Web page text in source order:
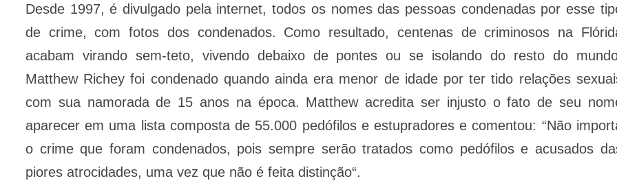
Desde 1997, é divulgado pela internet, todos os nomes das pessoas condenadas por esse
de crime, com fotos dos condenados. Como resultado, centenas de criminosos na
acabam virando sem-teto, vivendo debaixo de pontes ou se isolando do resto do
Matthew Richey foi condenado quando ainda era menor de idade por ter tido relações
com sua namorada de 15 anos na época. Matthew acredita ser injusto o fato de seu
aparecer em uma lista composta de 55.000 pedófilos e estupradores e comentou: “Não
o crime que foram condenados, pois sempre serão tratados como pedófilos e acusados
piores atrocidades, uma vez que não é feita distinção“.